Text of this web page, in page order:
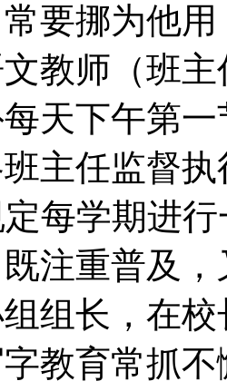
要挪为他
教师（班
天下午第
主任监督执
每学期进行
注重普及
组长，在
教育常抓